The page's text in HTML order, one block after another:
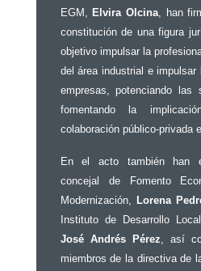
EGM, Elvira Olcina, han
constitución de unafigura
objetivo impulsar la
del área industrial e impulsar
empresas, potenciando las
fomentando la
colaboración público-privada
En el acto también han
concejal de Fomento
Modernización, Lorena
Instituto de Desarrollo
José Andrés Pérez, así
miembros de la directiva de